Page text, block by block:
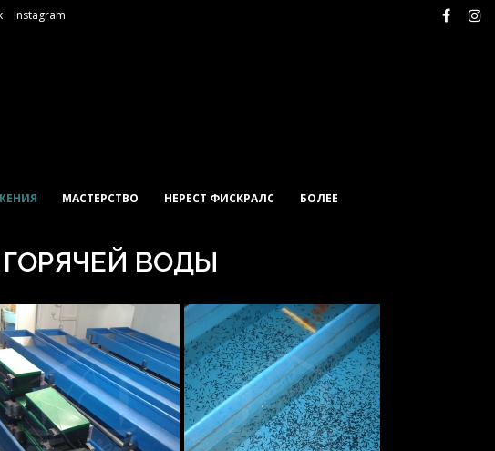
Instagram
МАСТЕРСТВО НЕРЕСТ ФИСКРАЛС БОЛЕЕ
ВОДЫ